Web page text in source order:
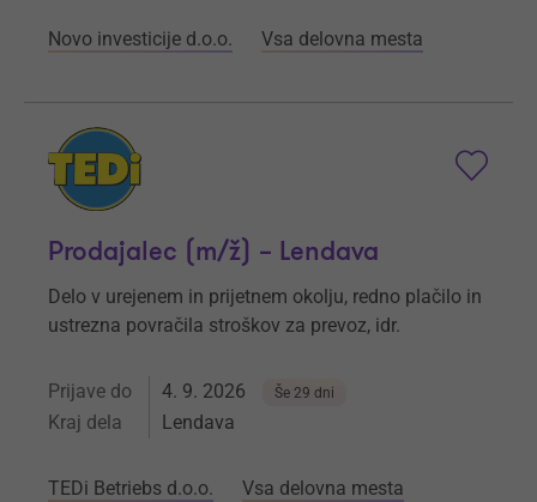
Novo investicije d.o.o. Vsa delovna mesta
Prodajalec (m/ž) – Lendava
Delo v urejenem in prijetnem okolju, redno plačilo in
ustrezna povračila stroškov za prevoz, idr.
Prijave do 4. 9. 2026 Še 29 dni
Kraj dela Lendava
TEDi Betriebs d.o.o. Vsa delovna mesta